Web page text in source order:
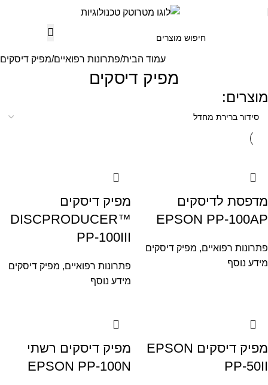
עמוד הבית פתרונות רפואיים מפיק דיסקים
מפיק דיסקים
מוצרים:
מדפסת לדיסקים
EPSON PP-100AP
פתרונות רפואיים, מפיק דיסקים
מידע נוסף
מפיק דיסקים
DISCPRODUCER™
PP-100III
פתרונות רפואיים, מפיק דיסקים
מידע נוסף
מפיק דיסקים EPSON
PP-50II
מפיק דיסקים רשתי
EPSON PP-100N